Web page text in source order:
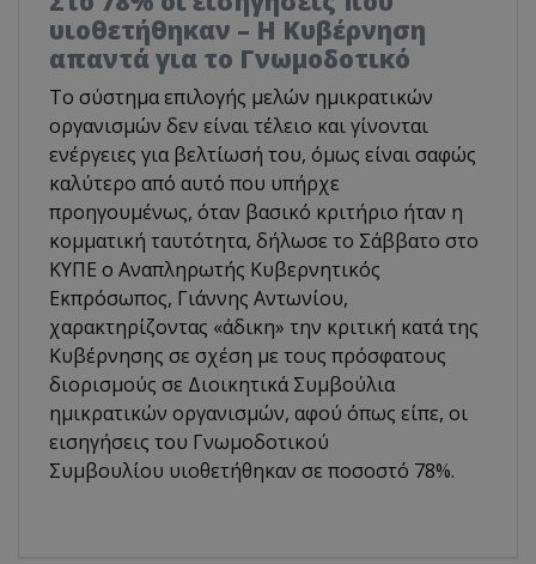
υιοθετήθηκαν – Η Κυβέρνηση
απαντά για το Γνωμοδοτικό
Το σύστημα επιλογής μελών ημικρατικών
οργανισμών δεν είναι τέλειο και γίνονται
ενέργειες για βελτίωσή του, όμως είναι σαφώς
καλύτερο από αυτό που υπήρχε
προηγουμένως, όταν βασικό κριτήριο ήταν η
κομματική ταυτότητα, δήλωσε το Σάββατο στο
ΚΥΠΕ ο Αναπληρωτής Κυβερνητικός
Εκπρόσωπος, Γιάννης Αντωνίου,
χαρακτηρίζοντας «άδικη» την κριτική κατά της
Κυβέρνησης σε σχέση με τους πρόσφατους
διορισμούς σε Διοικητικά Συμβούλια
ημικρατικών οργανισμών, αφού όπως είπε, οι
εισηγήσεις του Γνωμοδοτικού
Συμβουλίου υιοθετήθηκαν σε ποσοστό 78%.